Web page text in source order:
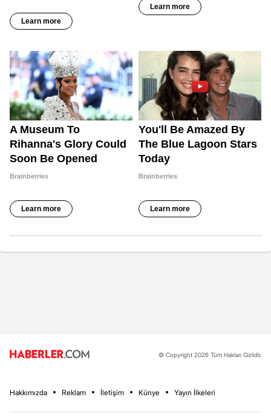
© Copyright 2026 Tüm Hakları Gizlidir.
Hakkımızda Reklam İletişim Künye Yayın İlkeleri